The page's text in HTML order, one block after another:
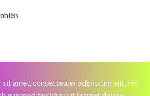
sit amet, consectetuer adipiscing elit, sed